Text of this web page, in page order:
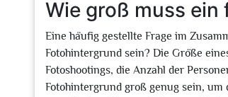
Wie groß muss
Eine häufig gestellte Frage im
Fotohintergrund sein? Die Größe
Fotoshootings, die Anzahl der
Fotohintergrund groß genug sein,